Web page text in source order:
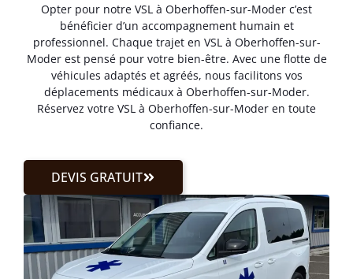
Opter pour notre VSL à Oberhoffen-sur-Moder c’est
bénéficier d’un accompagnement humain et
professionnel. Chaque trajet en VSL à Oberhoffen-sur-
Moder est pensé pour votre bien-être. Avec une flotte de
véhicules adaptés et agréés, nous facilitons vos
déplacements médicaux à Oberhoffen-sur-Moder.
Réservez votre VSL à Oberhoffen-sur-Moder en toute
confiance.
DEVIS GRATUIT